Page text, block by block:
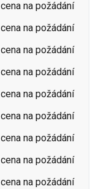
cena na požádání
cena na požádání
cena na požádání
cena na požádání
cena na požádání
cena na požádání